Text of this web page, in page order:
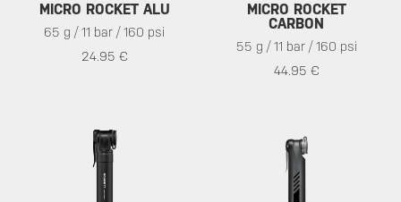
MICRO ROCKET ALU
65 g / 11 bar / 160 psi
24.95 €
MICRO ROCKET
CARBON
55 g / 11 bar / 160 psi
44.95 €